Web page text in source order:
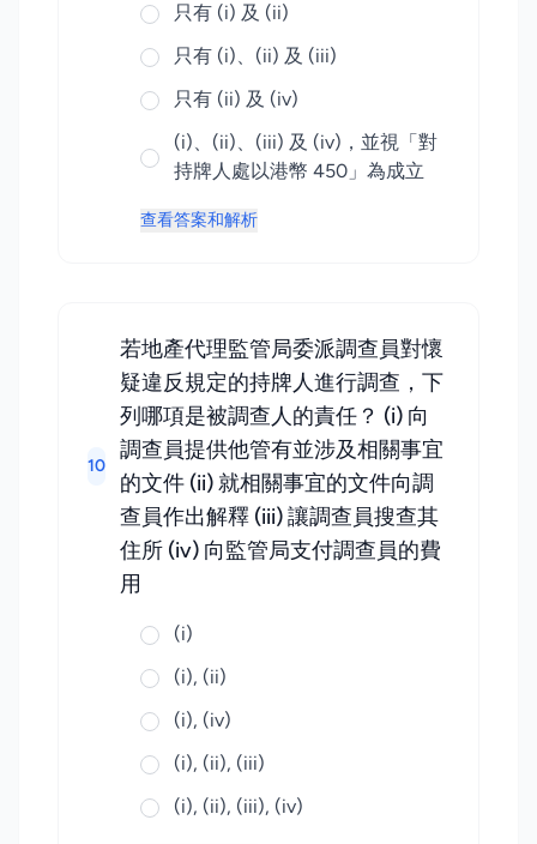
只有 (i) 及 (ii)
只有 (i)、(ii) 及 (iii)
只有 (ii) 及 (iv)
(i)、(ii)、(iii) 及 (iv)，並視「對
持牌人處以港幣 450」為成立
查看答案和解析
10
若地產代理監管局委派調查員對懷
疑違反規定的持牌人進行調查，下
列哪項是被調查人的責任？ (i) 向
調查員提供他管有並涉及相關事宜
的文件 (ii) 就相關事宜的文件向調
查員作出解釋 (iii) 讓調查員搜查其
住所 (iv) 向監管局支付調查員的費
用
(i)
(i), (ii)
(i), (iv)
(i), (ii), (iii)
(i), (ii), (iii), (iv)